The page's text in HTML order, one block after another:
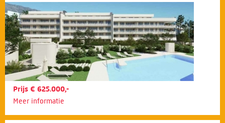
Prijs € 625.000,-
Meer informatie